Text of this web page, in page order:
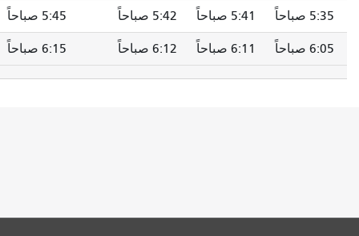
5:41 صباحاً 5:42 صباحاً 5:45 صباحاً 5:49 صباحاً
6:11 صباحاً 6:12 صباحاً 6:15 صباحاً 6:19 صباحاً